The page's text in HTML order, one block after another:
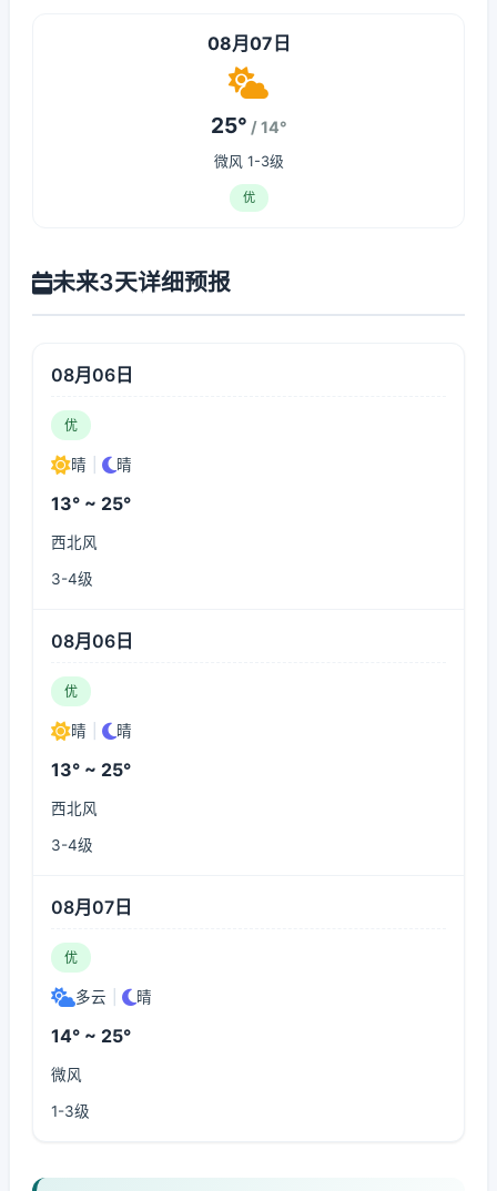
08月07日
25° / 14°
微风 1-3级
优
未来3天详细预报
08月06日
优
晴 晴
13° ~ 25°
西北风
3-4级
08月06日
优
晴 晴
13° ~ 25°
西北风
3-4级
08月07日
优
多云 晴
14° ~ 25°
微风
1-3级